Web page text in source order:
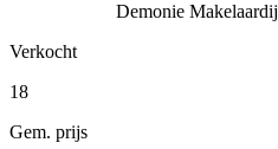
Demonie Makelaardij
Verkocht
18
Gem. prijs